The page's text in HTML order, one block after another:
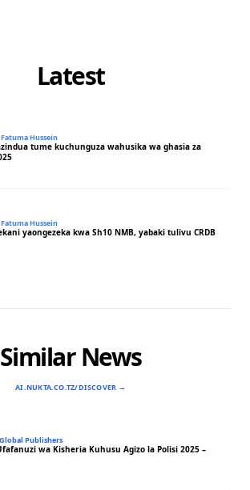
Latest
Fatuma Hussein
tume kuchunguza wahusika wa ghasia za
Fatuma Hussein
yaongezeka kwa Sh10 NMB, yabaki tulivu CRDB
Similar News
AI.NUKTA.CO.TZ/DISCOVER →
Global Publishers
wa Kisheria Kuhusu Agizo la Polisi 2025 –